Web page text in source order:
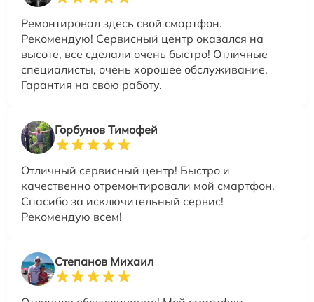
Ремонтировал здесь свой смартфон.
Рекомендую! Сервисный центр оказался на
высоте, все сделали очень быстро! Отличные
специалисты, очень хорошее обслуживание.
Гарантия на свою работу.
Горбунов Тимофей
Отличный сервисный центр! Быстро и
качественно отремонтировали мой смартфон.
Спасибо за исключительный сервис!
Рекомендую всем!
Степанов Михаил